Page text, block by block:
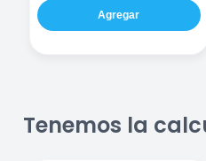
Agregar
Tenemos la